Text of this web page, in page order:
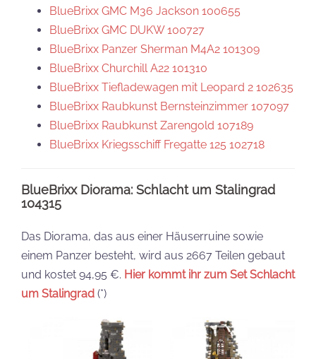
BlueBrixx GMC M36 Jackson 100655
BlueBrixx GMC DUKW 100727
BlueBrixx Panzer Sherman M4A2 101309
BlueBrixx Churchill A22 101310
BlueBrixx Tiefladewagen mit Leopard 2 102635
BlueBrixx Raubkunst Bernsteinzimmer 107097
BlueBrixx Raubkunst Zarengold 107189
BlueBrixx Kriegsschiff Fregatte 125 102718
BlueBrixx Diorama: Schlacht um Stalingrad
104315
Das Diorama, das aus einer Häuserruine sowie
einem Panzer besteht, wird aus 2667 Teilen gebaut
und kostet 94,95 €. Hier kommt ihr zum Set Schlacht
um Stalingrad (*)